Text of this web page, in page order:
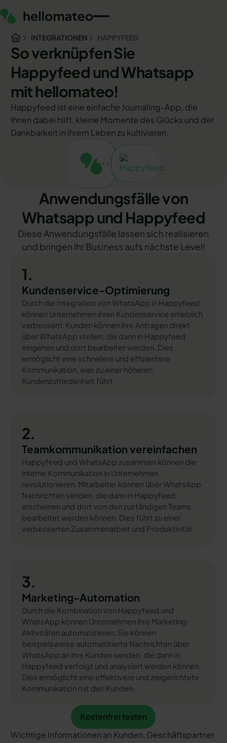
INTEGRATIONEN HAPPYFEED
So verknüpfen Sie
Happyfeed und Whatsapp
mit hellomateo!
Happyfeed ist eine einfache Journaling-App, die
Ihnen dabei hilft, kleine Momente des Glücks und der
Dankbarkeit in Ihrem Leben zu kultivieren.
Anwendungsfälle von
Whatsapp und Happyfeed
Diese Anwendungsfälle lassen sich realisieren
und bringen Ihr Business aufs nächste Level!
1.
Kundenservice-Optimierung
Durch die Integration von WhatsApp in Happyfeed
können Unternehmen ihren Kundenservice erheblich
verbessern. Kunden können ihre Anfragen direkt
über WhatsApp stellen, die dann in Happyfeed
eingehen und dort bearbeitet werden. Dies
ermöglicht eine schnellere und effizientere
Kommunikation, was zu einer höheren
Kundenzufriedenheit führt.
2.
Teamkommunikation vereinfachen
Happyfeed und WhatsApp zusammen können die
interne Kommunikation in Unternehmen
revolutionieren. Mitarbeiter können über WhatsApp
Nachrichten senden, die dann in Happyfeed
erscheinen und dort von den zuständigen Teams
bearbeitet werden können. Dies führt zu einer
verbesserten Zusammenarbeit und Produktivität.
3.
Marketing-Automation
Durch die Kombination von Happyfeed und
WhatsApp können Unternehmen ihre Marketing-
Aktivitäten automatisieren. Sie können
beispielsweise automatisierte Nachrichten über
WhatsApp an ihre Kunden senden, die dann in
Happyfeed verfolgt und analysiert werden können.
Dies ermöglicht eine effektivere und zielgerichtete
Kommunikation mit den Kunden.
Kostenfrei testen
Kostenfrei testen
Wichtige Informationen an Kunden, Geschäftspartner